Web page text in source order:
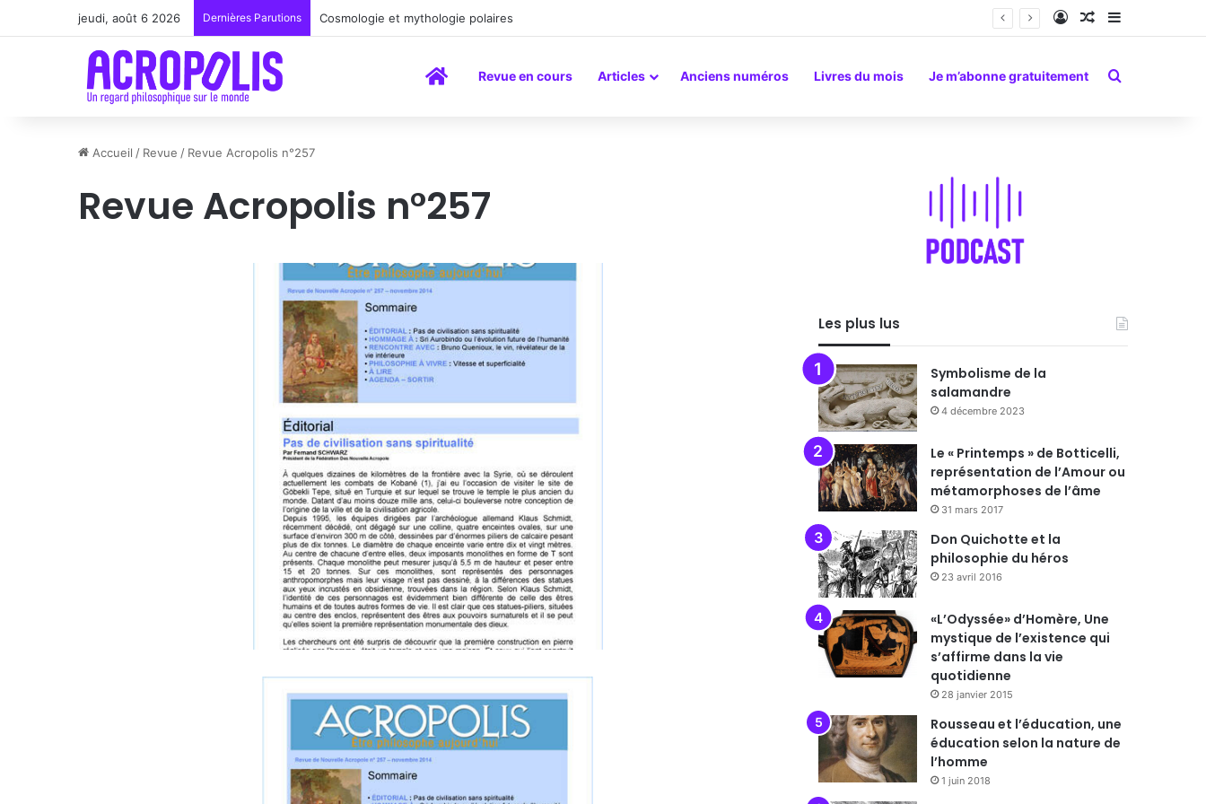
jeudi, août 6 2026 Dernières Parutions Cosmologie et mythologie polaires Connexion
Article Aléatoire
Sidebar
AccueilRevue en cours Articles Anciens numéros Livres du mois Je m’abonne gratuitement Rechercher
Accueil / Revue / Revue Acropolis n°257
Revue Acropolis n°257
Les plus lus
Symbolisme de la
salamandre
4 décembre 2023
Le « Printemps » de Botticelli,
représentation de l’Amour ou
métamorphoses de l’âme
31 mars 2017
Don Quichotte et la
philosophie du héros
23 avril 2016
«L’Odyssée» d’Homère, Une
mystique de l’existence qui
s’affirme dans la vie
quotidienne
28 janvier 2015
Rousseau et l’éducation, une
éducation selon la nature de
l’homme
1 juin 2018